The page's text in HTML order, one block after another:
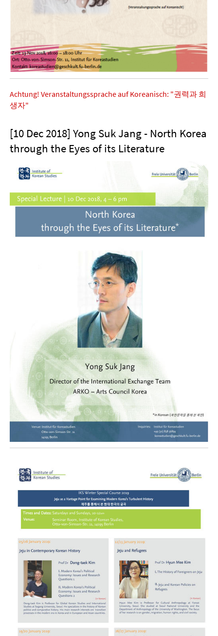
Achtung! Veranstaltungssprache auf Koreanisch: "권력과 희
생자"
[10 Dec 2018] Yong Suk Jang - North Korea
through the Eyes of its Literature